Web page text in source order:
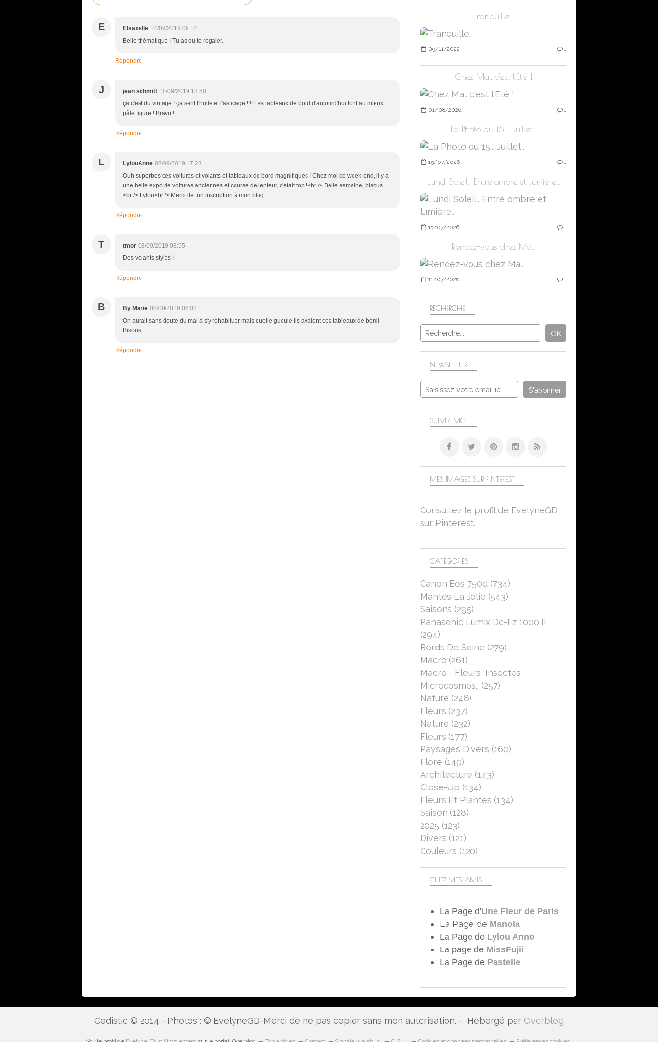
E Elsaxelle 14/09/2019 09:14
Belle thématique ! Tu as du te régaler.
Répondre
J jean schmitt 10/09/2019 18:50
ça c'est du vintage ! ça sent l'huile et l'asticage !!!! Les tableaux de bord d'aujourd'hui font au mieux
pâle figure ! Bravo !
Répondre
L LylouAnne 08/09/2019 17:23
Ouh superbes ces voitures et volants et tableaux de bord magnifiques ! Chez moi ce week-end, il y a
une belle expo de voitures anciennes et course de lenteur, c'était top !<br /> Belle semaine, bisous.
<br /> Lylou<br /> Merci de ton inscription à mon blog.
Répondre
T tmor 08/09/2019 08:55
Des volants stylés !
Répondre
B By Marie 08/09/2019 06:02
On aurait sans doute du mal à s'y réhabituer mais quelle gueule ils avaient ces tableaux de bord!
Bisous
Répondre
NEWSLETTER
SUIVEZ-MOI
RECHERCHE
Tranquille..
09/11/2022
Chez Ma.. c'est l'Eté !
01/08/2026
La Photo du 15... Juillet..
15/07/2026
Lundi Soleil.. Entre ombre et lumière..
13/07/2026
Rendez-vous chez Ma..
11/07/2026
CATÉGORIES
Canon Eos 750d (734)
Mantes La Jolie (543)
Saisons (295)
Panasonic Lumix Dc-Fz 1000 Ii
(294)
Bords De Seine (279)
Macro (261)
Macro - Fleurs, Insectes,
Microcosmos.. (257)
Nature (248)
Fleurs (237)
Nature (232)
Fleurs (177)
Paysages Divers (160)
Flore (149)
Architecture (143)
Close-Up (134)
Fleurs Et Plantes (134)
Saison (128)
2025 (123)
Divers (121)
Couleurs (120)
MES IMAGES SUR PINTEREST
Consultez le profil de EvelyneGD
sur Pinterest.
CHEZ MES AMIS
La Page d'Une Fleur de Paris
La Page de Manola
La Page de Lylou Anne
La page de MissFujii
La Page de Pastelle
Cedistic © 2014 - Photos : © EvelyneGD-Merci de ne pas copier sans mon autorisation. - Hébergé par Overblog